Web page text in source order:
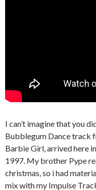
I can’t imagine that you
Bubblegum Dance track
Barbie Girl, arrived here
1997. My brother Pype
christmas, so i had
mix with my Impulse